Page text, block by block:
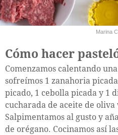
Marina
Cómo hacer
Comenzamos calentando
sofreímos 1 zanahoria
picado, 1 cebolla picada y 1
cucharada de aceite de
Salpimentamos al gusto y
de orégano. Cocinamos así